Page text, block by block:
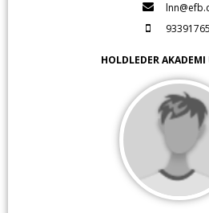
93391765
HOLDLEDER AKADEMI